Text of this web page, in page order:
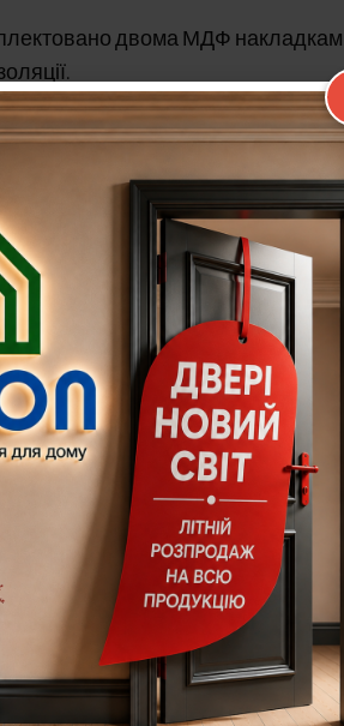
двома МДФ
що забезпечує міцність двері.
так і для квартирного
а також комплект